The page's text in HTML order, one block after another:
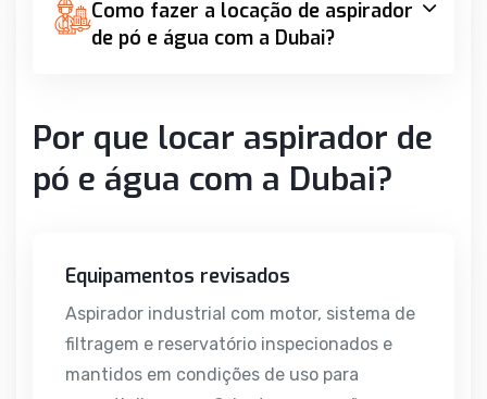
Como fazer a locação de aspirador
de pó e água com a Dubai?
Por que locar aspirador de
pó e água com a Dubai?
Equipamentos revisados
Aspirador industrial com motor, sistema de
filtragem e reservatório inspecionados e
mantidos em condições de uso para